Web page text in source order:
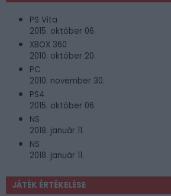
PS Vita
2015. október 06.
XBOX 360
2010. október 20.
PC
2010. november 30.
PS4
2015. október 06.
NS
2018. január 11.
NS
2018. január 11.
JÁTÉK ÉRTÉKELÉSE